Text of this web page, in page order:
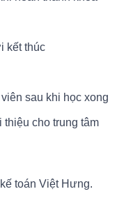
kết thúc
sau khi học xong
cho trung tâm
toán Việt Hưng.